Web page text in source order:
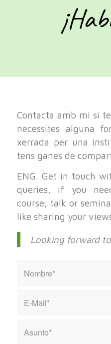
Contacta amb mi si
necessites alguna
xerrada per una
tens ganes de
ENG. Get in touch
queries, if you
course, talk or
like sharing your
Looking forward